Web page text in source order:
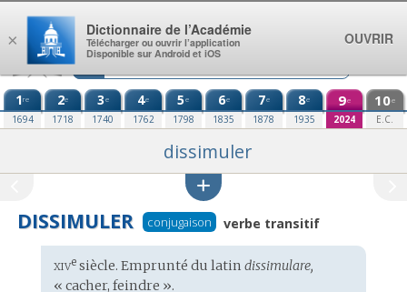
Aller au contenu
1re
1694
2e
1718
3e
1740
4e
1762
5e
1798
6e
1835
7e
1878
8e
1935
9e
2024
10e
E.C.
dissimuler
DISSIMULER conjugaison verbe transitif
Étymologie
:
xivesiècle. Emprunté du latin dissimulare,
« cacher, feindre ».
×
Dictionnaire de l’Académie
Télécharger ou ouvrir l’application
Disponible sur Android et iOS
OUVRIR